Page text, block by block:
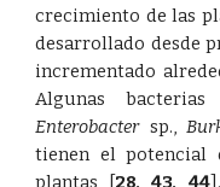
crecimiento de las
desarrollado desde
incrementado
Algunas
Enterobactersp.,
tienen el potencial
plantas
[28,43, 44]